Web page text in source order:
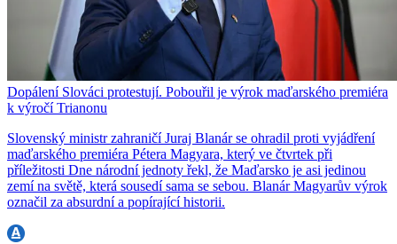
Dopálení Slováci protestují. Pobouřil je výrok maďarského premiéra
k výročí Trianonu
Slovenský ministr zahraničí Juraj Blanár se ohradil proti vyjádření
maďarského premiéra Pétera Magyara, který ve čtvrtek při
příležitosti Dne národní jednoty řekl, že Maďarsko je asi jedinou
zemí na světě, která sousedí sama se sebou. Blanár Magyarův výrok
označil za absurdní a popírající historii.